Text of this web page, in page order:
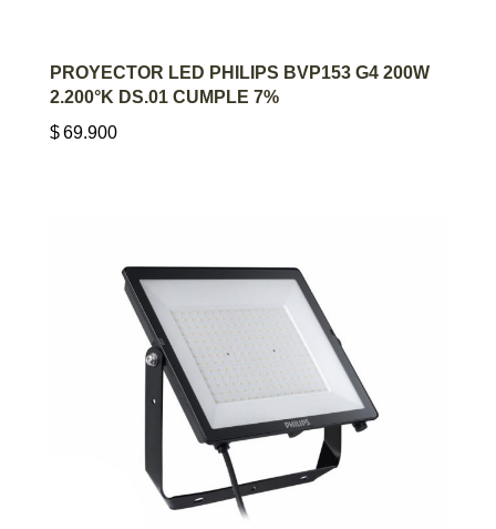
AGREGAR AL CARRITO
PROYECTOR LED PHILIPS BVP153 G4 200W
2.200°K DS.01 CUMPLE 7%
$69.900